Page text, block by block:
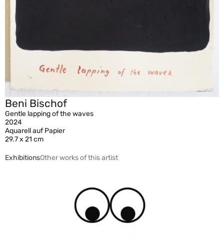
Beni Bischof
Gentle lapping of the waves
2024
Aquarell auf Papier
29.7 x 21 cm
ExhibitionsOther works of this artist